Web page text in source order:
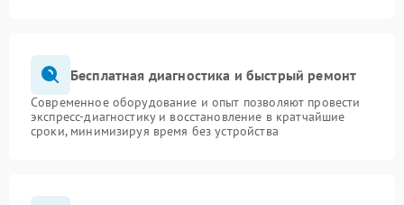
Бесплатная диагностика и быстрый ремонт
Современное оборудование и опыт позволяют провести
экспресс-диагностику и восстановление в кратчайшие
сроки, минимизируя время без устройства